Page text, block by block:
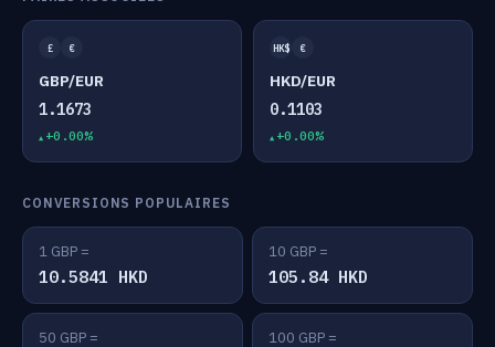
£ €
GBP/EUR
1.1673
+0.00%
HK$ €
HKD/EUR
0.1103
+0.00%
CONVERSIONS POPULAIRES
1 GBP =
10.5841 HKD
10 GBP =
105.84 HKD
50 GBP = 100 GBP =